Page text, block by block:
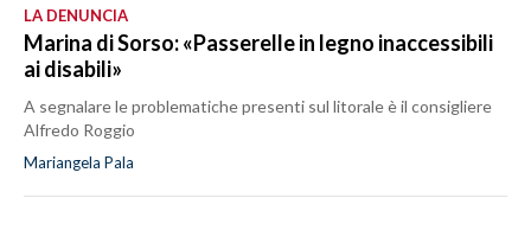
LA DENUNCIA
Marina di Sorso: «Passerelle in legno inaccessibili
ai disabili»
A segnalare le problematiche presenti sul litorale è il consigliere
Alfredo Roggio
Mariangela Pala